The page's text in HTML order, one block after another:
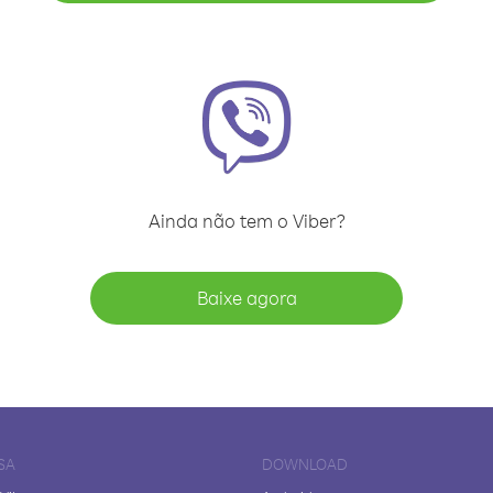
Ainda não tem o Viber?
Baixe agora
DOWNLOAD